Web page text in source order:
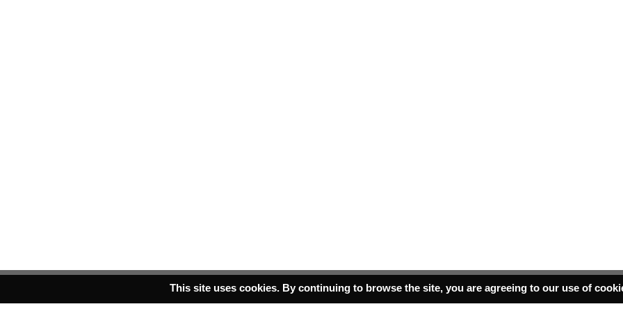
This site uses cookies. By continuing to browse the site, you are agreeing to our use of